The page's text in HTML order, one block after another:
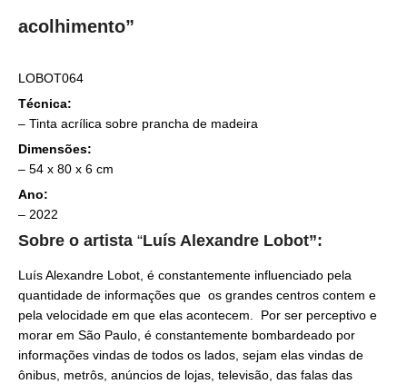
acolhimento”
LOBOT064
Técnica:
– Tinta acrílica sobre prancha de madeira
Dimensões:
– 54 x 80 x 6 cm
Ano:
– 2022
Sobre o artista “Luís Alexandre Lobot”:
Luís Alexandre Lobot, é constantemente influenciado pela
quantidade de informações que os grandes centros contem e
pela velocidade em que elas acontecem. Por ser perceptivo e
morar em São Paulo, é constantemente bombardeado por
informações vindas de todos os lados, sejam elas vindas de
ônibus, metrôs, anúncios de lojas, televisão, das falas das